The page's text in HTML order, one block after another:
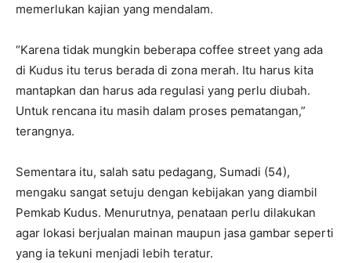
memerlukan kajian yang mendalam.
“Karena tidak mungkin beberapa coffee street yang ada
di Kudus itu terus berada di zona merah. Itu harus kita
mantapkan dan harus ada regulasi yang perlu diubah.
Untuk rencana itu masih dalam proses pematangan,”
terangnya.
Sementara itu, salah satu pedagang, Sumadi (54),
mengaku sangat setuju dengan kebijakan yang diambil
Pemkab Kudus. Menurutnya, penataan perlu dilakukan
agar lokasi berjualan mainan maupun jasa gambar seperti
yang ia tekuni menjadi lebih teratur.